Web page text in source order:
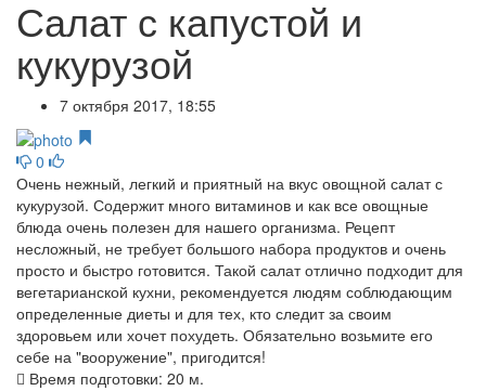
Салат с капустой и
кукурузой
7 октября 2017, 18:55
0
Очень нежный, легкий и приятный на вкус овощной салат с
кукурузой. Содержит много витаминов и как все овощные
блюда очень полезен для нашего организма. Рецепт
несложный, не требует большого набора продуктов и очень
просто и быстро готовится. Такой салат отлично подходит для
вегетарианской кухни, рекомендуется людям соблюдающим
определенные диеты и для тех, кто следит за своим
здоровьем или хочет похудеть. Обязательно возьмите его
себе на "вооружение", пригодится!
Время подготовки: 20 м.